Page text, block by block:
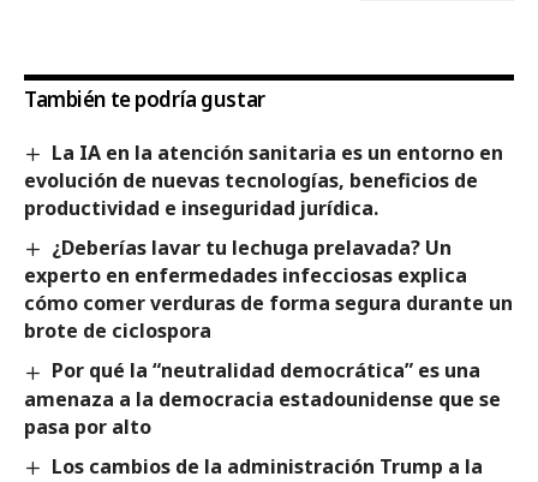
También te podría gustar
La IA en la atención sanitaria es un entorno en
evolución de nuevas tecnologías, beneficios de
productividad e inseguridad jurídica.
¿Deberías lavar tu lechuga prelavada? Un
experto en enfermedades infecciosas explica
cómo comer verduras de forma segura durante un
brote de ciclospora
Por qué la “neutralidad democrática” es una
amenaza a la democracia estadounidense que se
pasa por alto
Los cambios de la administración Trump a la